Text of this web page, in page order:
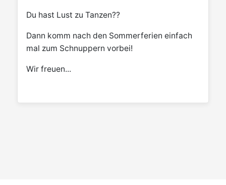
Du hast Lust zu Tanzen??
Dann komm nach den Sommerferien einfach
mal zum Schnuppern vorbei!
Wir freuen...